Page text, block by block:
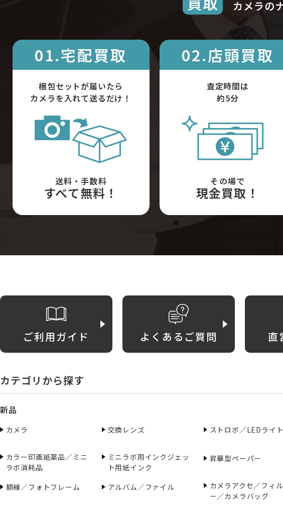
カメラの
01.宅配買取
梱包セットが届いたら
カメラを入れて送るだけ！
送料・手数料
すべて無料！
02.店頭買取
査定時間は
約5分
その場で
現金買取！
ご利用ガイド よくあるご質問 直
カテゴリから探す
新品
カメラ 交換レンズ ストロボ／LEDライト
カラー印画紙薬品／ミニ
ラボ消耗品
ミニラボ用インクジェッ
ト用紙インク
昇華型ペーパー
額縁／フォトフレーム
アルバム／ファイル
カメラアクセ／フィ
ー／カメラバッグ